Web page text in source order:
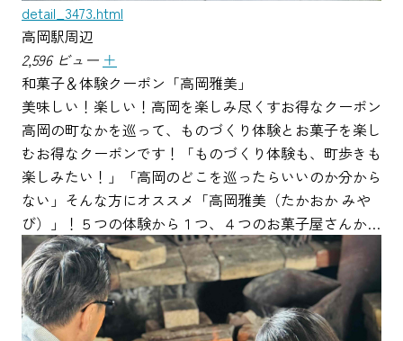
detail_3473.html
高岡駅周辺
2,596 ビュー ＋
和菓子＆体験クーポン「高岡雅美」
美味しい！楽しい！高岡を楽しみ尽くすお得なクーポン
高岡の町なかを巡って、ものづくり体験とお菓子を楽し
むお得なクーポンです！「ものづくり体験も、町歩きも
楽しみたい！」「高岡のどこを巡ったらいいのか分から
ない」そんな方にオススメ「高岡雅美（たかおか みや
び）」！５つの体験から１つ、４つのお菓子屋さんか…